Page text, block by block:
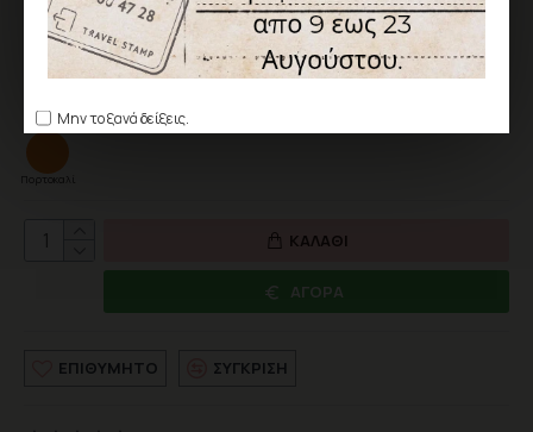
Μην το ξανά δείξεις.
Χωρίς ΦΠΑ: 5,56€
Χρώμα
Πορτοκαλί
ΚΑΛΆΘΙ
ΑΓΟΡΆ
ΕΠΙΘΥΜΗΤΌ ΣΎΓΚΡΙΣΗ